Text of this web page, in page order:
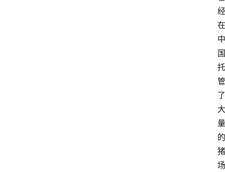
经
在
中
国
托
管
了
大
量
的
猪
场